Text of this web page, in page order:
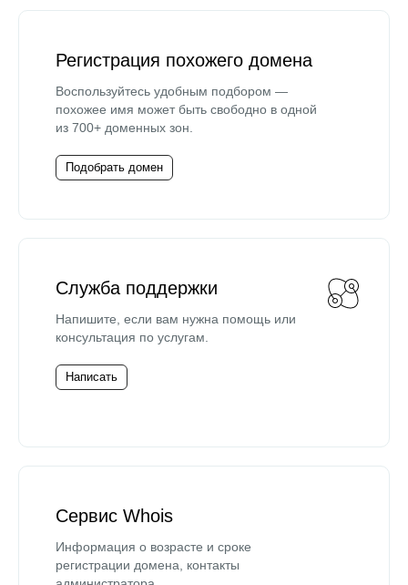
Регистрация похожего домена
Воспользуйтесь удобным подбором —
похожее имя может быть свободно в одной
из 700+ доменных зон.
Подобрать домен
Служба поддержки
Напишите, если вам нужна помощь или
консультация по услугам.
Написать
Сервис Whois
Информация о возрасте и сроке
регистрации домена, контакты